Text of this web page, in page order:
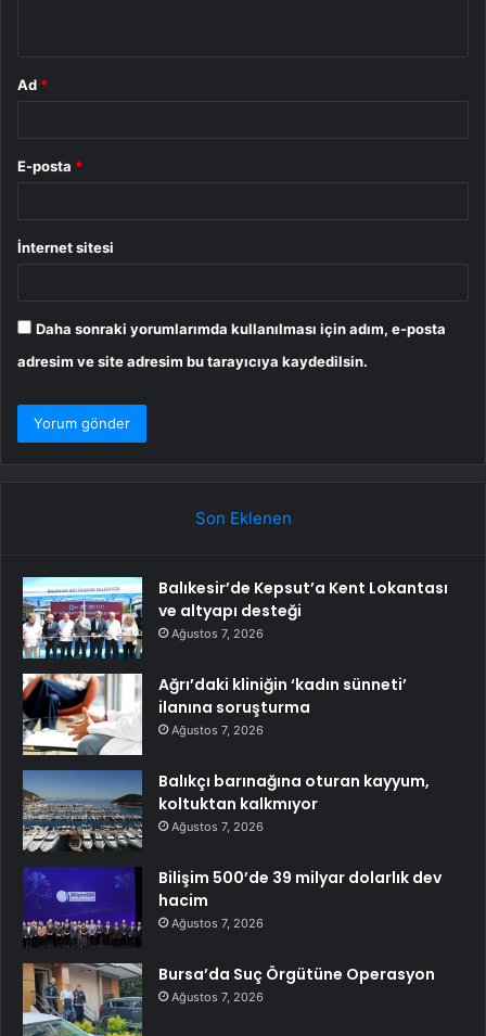
Ad *
E-posta *
İnternet sitesi
Daha sonraki yorumlarımda kullanılması için adım, e-posta
adresim ve site adresim bu tarayıcıya kaydedilsin.
Son Eklenen
Balıkesir’de Kepsut’a Kent Lokantası
ve altyapı desteği
Ağustos 7, 2026
Ağrı’daki kliniğin ‘kadın sünneti’
ilanına soruşturma
Ağustos 7, 2026
Balıkçı barınağına oturan kayyum,
koltuktan kalkmıyor
Ağustos 7, 2026
Bilişim 500’de 39 milyar dolarlık dev
hacim
Ağustos 7, 2026
Bursa’da Suç Örgütüne Operasyon
Ağustos 7, 2026